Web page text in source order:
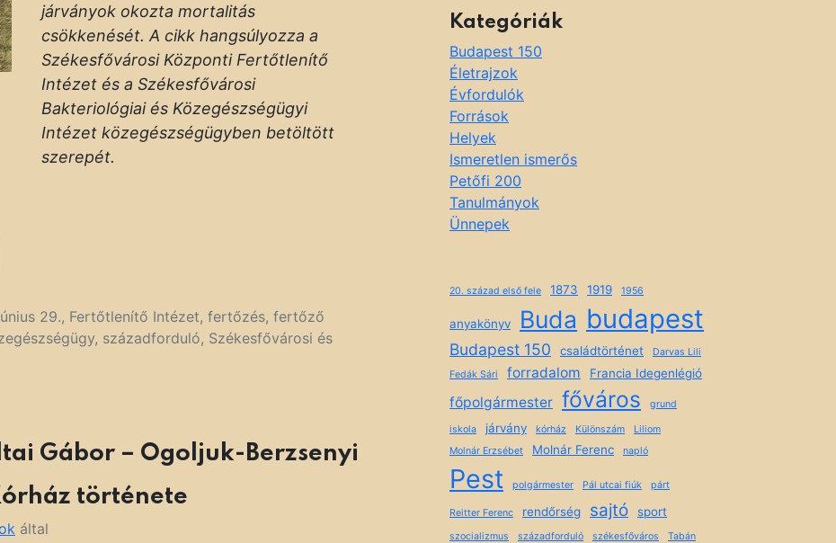
járványok okozta mortalitás
csökkenését. A cikk hangsúlyozza a
Székesfővárosi Központi Fertőtlenítő
Intézet és a Székesfővárosi
Bakteriológiai és Közegészségügyi
Intézet közegészségügyben betöltött
szerepét.
29., Fertőtlenítő Intézet, fertőzés, fertőző
, századforduló, Székesfővárosi és
Gábor – Ogoljuk-Berzsenyi
története
által
Kategóriák
Budapest 150
Életrajzok
Évfordulók
Források
Helyek
Ismeretlen ismerős
Petőfi 200
Tanulmányok
Ünnepek
20. század első fele 1873 1919 1956
anyakönyv Buda budapest
Budapest 150 családtörténet
Darvas Lili
Fedák Sári
forradalom Francia Idegenlégió
főpolgármester főváros grund
iskola járvány kórház Különszám
Liliom
Molnár Erzsébet
Molnár Ferenc napló
Pest polgármester Pál utcai fiúk párt
Reitter Ferenc rendőrség sajtó sport
szocializmus századforduló székesfőváros Tabán